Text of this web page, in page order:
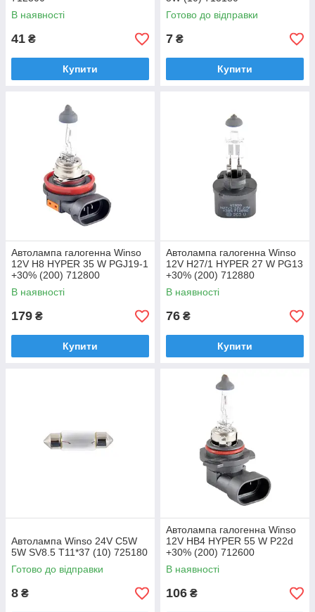
В наявності
41 ₴
Купити
Готово до відправки
7 ₴
Купити
Автолампа галогенна Winso
12V H8 HYPER 35 W PGJ19-1
+30% (200) 712800
В наявності
179 ₴
Купити
Автолампа галогенна Winso
12V H27/1 HYPER 27 W PG13
+30% (200) 712880
В наявності
76 ₴
Купити
Автолампа Winso 24V C5W
5W SV8.5 T11*37 (10) 725180
Готово до відправки
8 ₴
Автолампа галогенна Winso
12V HB4 HYPER 55 W P22d
+30% (200) 712600
В наявності
106 ₴